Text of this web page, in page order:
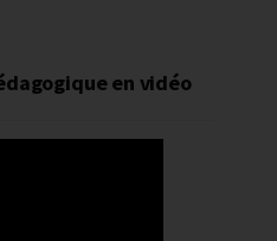
en vidéo